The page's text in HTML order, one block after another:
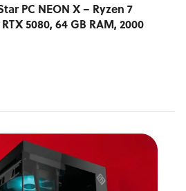
PC NEON X – Ryzen 7
5080, 64 GB RAM, 2000